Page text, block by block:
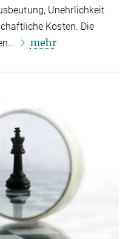
Unehrlichkeit
Kosten. Die
mehr